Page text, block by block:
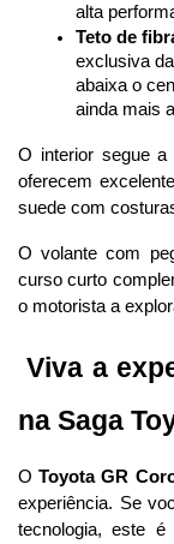
alta
Teto de
exclusiva
abaixa o
ainda mais
O interior segue
oferecem
suede com
O volante com
curso curto
o motorista a
Viva a
na Saga
O Toyota GR
experiência. Se
tecnologia, este é